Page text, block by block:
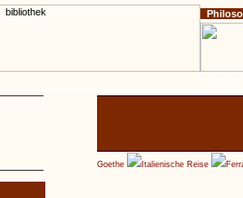
Goethe Italienische Reise